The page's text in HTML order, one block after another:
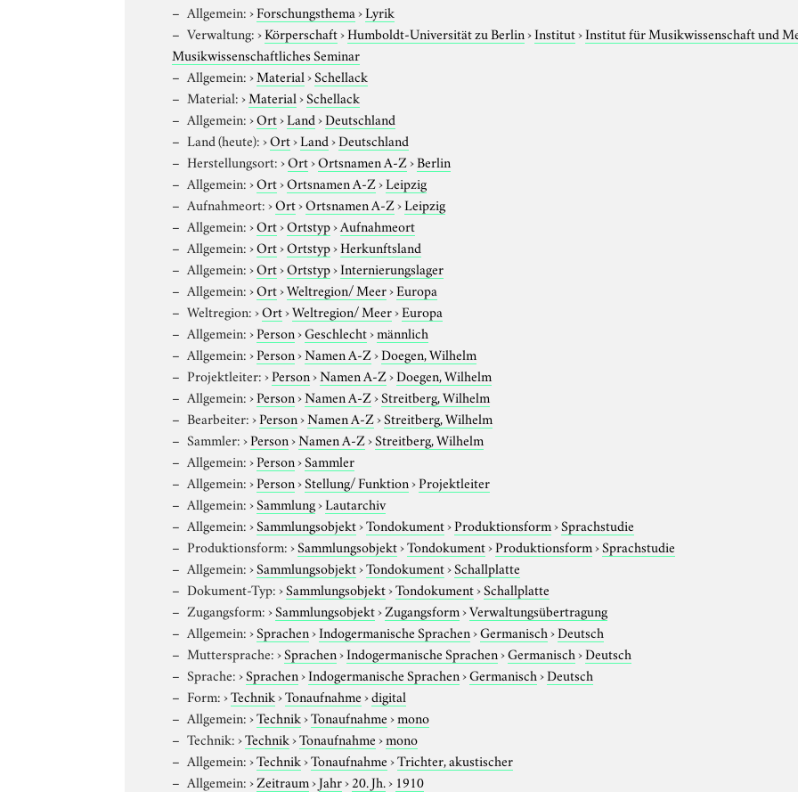
Allgemein:›Forschungsthema›Lyrik
Verwaltung:›Körperschaft›Humboldt-Universität zu Berlin›Institut›Institut für Musikwissenschaft und
Musikwissenschaftliches Seminar
Allgemein:›Material›Schellack
Material:›Material›Schellack
Allgemein:›Ort›Land›Deutschland
Land (heute):›Ort›Land›Deutschland
Herstellungsort:›Ort›Ortsnamen A-Z›Berlin
Allgemein:›Ort›Ortsnamen A-Z›Leipzig
Aufnahmeort:›Ort›Ortsnamen A-Z›Leipzig
Allgemein:›Ort›Ortstyp›Aufnahmeort
Allgemein:›Ort›Ortstyp›Herkunftsland
Allgemein:›Ort›Ortstyp›Internierungslager
Allgemein:›Ort›Weltregion/ Meer›Europa
Weltregion:›Ort›Weltregion/ Meer›Europa
Allgemein:›Person›Geschlecht›männlich
Allgemein:›Person›Namen A-Z›Doegen, Wilhelm
Projektleiter:›Person›Namen A-Z›Doegen, Wilhelm
Allgemein:›Person›Namen A-Z›Streitberg, Wilhelm
Bearbeiter:›Person›Namen A-Z›Streitberg, Wilhelm
Sammler:›Person›Namen A-Z›Streitberg, Wilhelm
Allgemein:›Person›Sammler
Allgemein:›Person›Stellung/ Funktion›Projektleiter
Allgemein:›Sammlung›Lautarchiv
Allgemein:›Sammlungsobjekt›Tondokument›Produktionsform›Sprachstudie
Produktionsform:›Sammlungsobjekt›Tondokument›Produktionsform›Sprachstudie
Allgemein:›Sammlungsobjekt›Tondokument›Schallplatte
Dokument-Typ:›Sammlungsobjekt›Tondokument›Schallplatte
Zugangsform:›Sammlungsobjekt›Zugangsform›Verwaltungsübertragung
Allgemein:›Sprachen›Indogermanische Sprachen›Germanisch›Deutsch
Muttersprache:›Sprachen›Indogermanische Sprachen›Germanisch›Deutsch
Sprache:›Sprachen›Indogermanische Sprachen›Germanisch›Deutsch
Form:›Technik›Tonaufnahme›digital
Allgemein:›Technik›Tonaufnahme›mono
Technik:›Technik›Tonaufnahme›mono
Allgemein:›Technik›Tonaufnahme›Trichter, akustischer
Allgemein:›Zeitraum›Jahr›20. Jh.› 1910